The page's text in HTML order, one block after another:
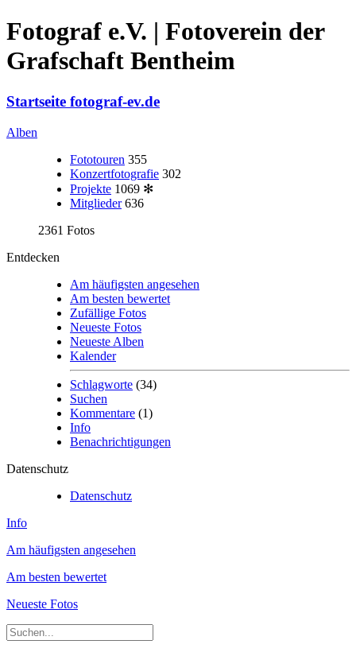
Fotograf e.V. | Fotoverein der
Grafschaft Bentheim
Startseite fotograf-ev.de
Alben
Fototouren 355
Konzertfotografie 302
Projekte 1069 ✻
Mitglieder 636
2361 Fotos
Entdecken
Am häufigsten angesehen
Am besten bewertet
Zufällige Fotos
Neueste Fotos
Neueste Alben
Kalender
Schlagworte (34)
Suchen
Kommentare (1)
Info
Benachrichtigungen
Datenschutz
Datenschutz
Info
Am häufigsten angesehen
Am besten bewertet
Neueste Fotos